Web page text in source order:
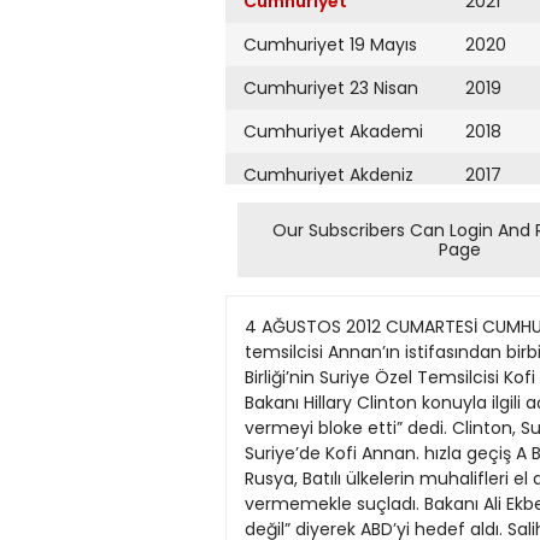
Cumhuriyet 19 Mayıs
Cumhuriyet 23 Nisan
Cumhuriyet Akademi
Cumhuriyet Akdeniz
Cumhuriyet Alışveriş
Cumhuriyet Ankara
Cumhuriyet Büyük
Taaruz
Cumhuriyet
Cumartesi
Cumhuriyet Çevre
2020
2019
2018
2017
2016
2015
2013
2012
2011
2010
2009
Our Subscribers Can Login And
Page
4 AĞUSTOS 2012 CUMARTESİ CUMHURİYET SAYFA dishab@cumhuriyet.com.tr DIŞ HABERLER 11 Batılı ülkeler ile Rusya ve İran, BM Suriye temsilcisi Annan’ın istifasından birbirlerini sorumlu tutuyor Karşılıklı suçlama yarışı Dış Haberler Servisi Birleşmiş Milletler (BM) ve Arap Birliği’nin Suriye Özel Temsilcisi Kofi Annan’ın istifasının ardından ABD ve Batılı ülkeler ile Rusya ve İran birbirlerini suçluyor. ABD Dışişleri Bakanı Hillary Clinton konuyla ilgili açıklamasında “Ne yazık ki BM Güvenlik Konseyi, Annan’a çabalarını ilerletmesi için anahtar araçları vermeyi bloke etti” dedi. Clinton, Suriye halkının yanında durmaya devam edeceklerini ve Annan planı çerçevesinde öngörüldüğü gibi Suriye’de Kofi Annan. hızla geçiş A BD Dışişleri Bakanı Clinton, BM Güvenlik Konseyi’nin Annan’a yeterli desteği vermediğini söylerken Rusya, Batılı ülkelerin muhalifleri el altından savaşmaya teşvik ettiğini savundu. İran da Batı’yı ve Arap ülkelerini Annan’a destek vermemekle suçladı. Bakanı Ali Ekber Salihi, “Annan’nın BM Güvenlik Konseyi’nde birlik olmamasından söz etmesi Çin ve Rusya ile ilgili değil” diyerek ABD’yi hedef aldı. Salihi, “Genel olarak Batılı ülkeler ve bazı bölge ülkeleri Annan planının başarılı olmasını, hedeflerine ulaşamayacakları için istemediler” diye konuştu. Annan istifasının ardından düşüncelerini İngiliz Financial Times gazetesi için kaleme aldı. Suriye’de binlerce sivilin hayatını kaybetme ihtimalinin yükseldiğini belirten Annan, uluslararası toplumun bu vahşi gidişatı engellemekte yetersiz kaldığını belirtti. dönemine girilmesi taahhüdüne bağlı olduklarını söyledi. Avrupa Birliği (AB) Yüksek Temsilcisi Catherine Ashton da Annan’ın istifasının, BM Güvenlik Konseyi’nin Şam yönetimini zorlayacak kararlar alamamasının talihsizlik olduğunu gösterdiğini belirtti. İtalya Dışişleri Bakanı Giulio Terzi Annan’ın görevinden ayrılmasını olumsuz bir gelişme olarak değerlendirdi. Rusya tarafı ise ABD ve başka bazı ülkelerin muhalifleri el altından savaşmaya teşvik ederek Annan’ın oluşturduğu 6 maddelik planı boşa çıkarmaya çalıştığını savundu. İran da Batılı ülkeleri ve Arap ülkelerini Annan’a destek vermemekle suçladı. İran resmi haber ajansı İRNA’nın haberine göre Dışişleri Rusya, Çin ve İran’ın tutum değiştirmesini isteyen Annan, aynı çağrıyı muhalifleri destekleyen ABD, Türkiye, Suudi Arabistan, Katar ve İngiltere’ye de yaptı. Özellikle ABD Başkanı Barack Obama ve Rusya Devlet Başkanı Vladimir Putin’e harekete geçmeleri için çağrı yapan Annan, uluslararası toplumun ortak hareket etmesi gerektiğini vurguladı. Annan, istifasının ardından yaptığı açıklamada da BM Güvenlik Konseyi’nin